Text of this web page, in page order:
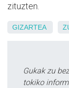
zituzten.
GIZARTEA
Gukak zu
tokiko